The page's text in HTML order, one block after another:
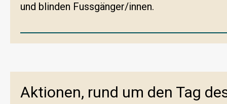
und blinden Fussgänger/innen.
Aktionen, rund um den Tag